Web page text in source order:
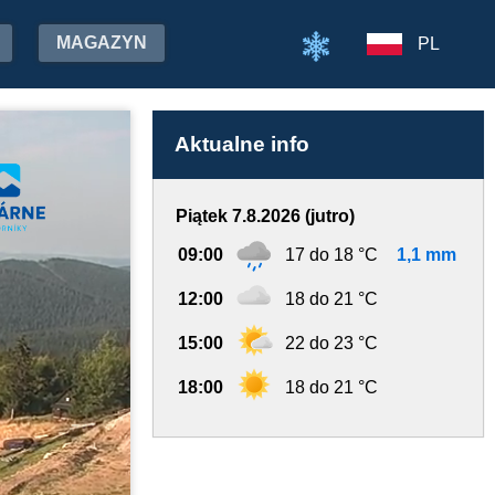
MAGAZYN PL
Aktualne info
Piątek 7.8.2026 (jutro)
09:00 17 do 18 °C 1,1 mm
12:00 18 do 21 °C
15:00 22 do 23 °C
18:00 18 do 21 °C